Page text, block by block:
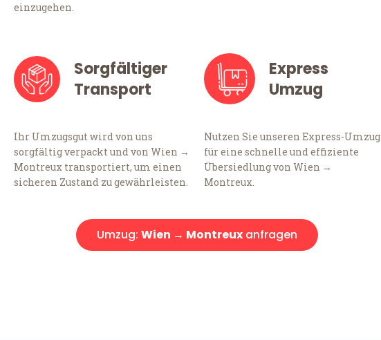
einzugehen.
Sorgfältiger
Transport
Ihr Umzugsgut wird von uns
sorgfältig verpackt und von Wien →
Montreux transportiert, um einen
sicheren Zustand zu gewährleisten.
Express
Umzug
Nutzen Sie unseren Express-Umzug
für eine schnelle und effiziente
Übersiedlung von Wien →
Montreux.
Umzug: Wien → Montreux anfragen